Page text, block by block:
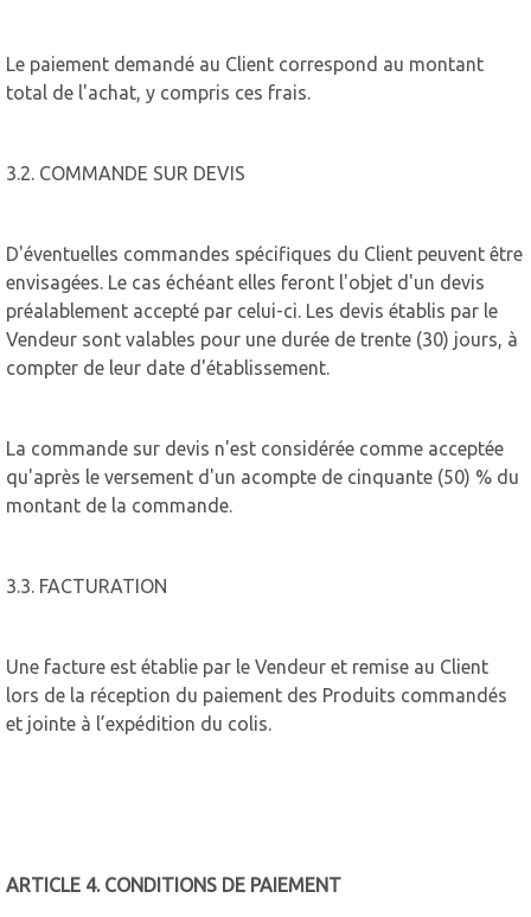
Le paiement demandé au Client correspond au montant
total de l'achat, y compris ces frais.
3.2. COMMANDE SUR DEVIS
D'éventuelles commandes spécifiques du Client peuvent être
envisagées. Le cas échéant elles feront l'objet d'un devis
préalablement accepté par celui-ci. Les devis établis par le
Vendeur sont valables pour une durée de trente (30) jours, à
compter de leur date d'établissement.
La commande sur devis n'est considérée comme acceptée
qu'après le versement d'un acompte de cinquante (50) % du
montant de la commande.
3.3. FACTURATION
Une facture est établie par le Vendeur et remise au Client
lors de la réception du paiement des Produits commandés
et jointe à l’expédition du colis.
ARTICLE 4. CONDITIONS DE PAIEMENT